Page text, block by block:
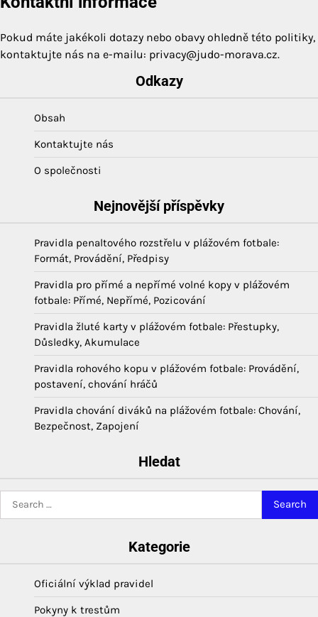
Pokud máte jakékoli dotazy nebo obavy ohledně této politiky,
kontaktujte nás na e-mailu: privacy@judo-morava.cz.
Odkazy
Obsah
Kontaktujte nás
O společnosti
Nejnovější příspěvky
Pravidla penaltového rozstřelu v plážovém fotbale:
Formát, Provádění, Předpisy
Pravidla pro přímé a nepřímé volné kopy v plážovém
fotbale: Přímé, Nepřímé, Pozicování
Pravidla žluté karty v plážovém fotbale: Přestupky,
Důsledky, Akumulace
Pravidla rohového kopu v plážovém fotbale: Provádění,
postavení, chování hráčů
Pravidla chování diváků na plážovém fotbale: Chování,
Bezpečnost, Zapojení
Hledat
Kategorie
Oficiální výklad pravidel
Pokyny k trestům